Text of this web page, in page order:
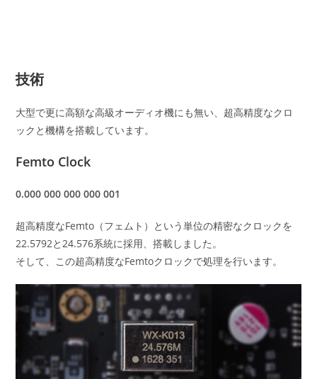
技術
大型で更に高額な高級オーディオ機にも無い、超高精度なクロ
ックと機構を搭載しています。
Femto Clock
0.000 000 000 000 001
超高精度なFemto（フェムト）という単位の精密なクロックを
22.5792と24.576系統に採用、搭載しました。
そして、この超高精度なFemtoクロックで処理を行います。